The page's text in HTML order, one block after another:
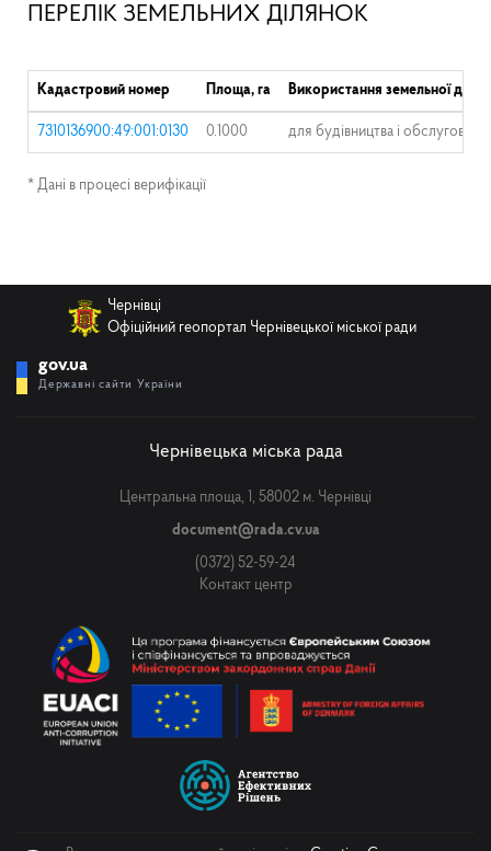
ПЕРЕЛІК ЗЕМЕЛЬНИХ ДІЛЯНОК
Кадастровий номер Площа, га Використання земельної
7310136900:49:001:0130 0.1000 для будівництва і
* Дані в процесі верифікації
Чернівці
Офіційний геопортал Чернівецької міської ради
gov.ua
Державні сайти України
Чернівецька міська рада
Центральна площа, 1, 58002 м. Чернівці
document@rada.cv.ua
(0372) 52-59-24
Контакт центр